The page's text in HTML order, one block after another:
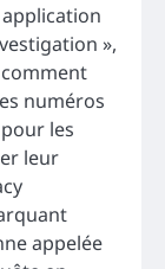
»,
numéros
les
leur
appelée